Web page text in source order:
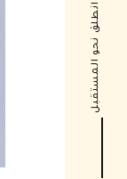
انطلق نحو المستقبل